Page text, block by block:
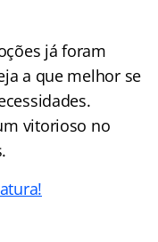
já foram
a que melhor se
vitorioso no